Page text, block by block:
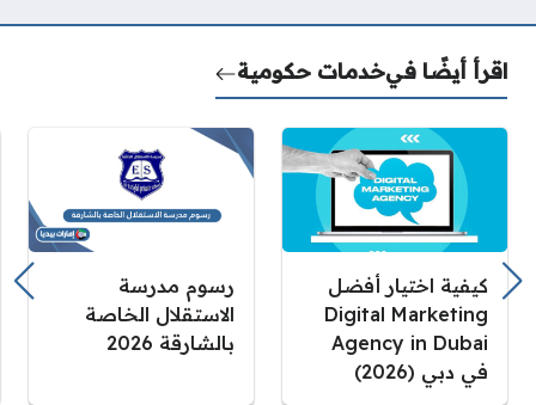
اقرأ أيضًا فيخدمات حكومية
كيفية اختيار أفضل
Digital Marketing
Agency in Dubai
في دبي (2026)
رسوم مدرسة
الاستقلال الخاصة
بالشارقة 2026